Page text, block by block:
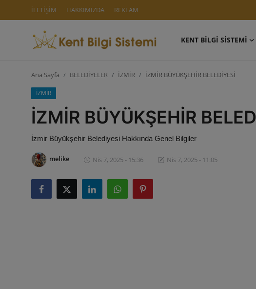
İLETİŞİM HAKKIMIZDA REKLAM
KENT BİLGİ SİSTEMİ
İLETİŞİM
REKLAM
AKILLI ŞEHİRLER
Ana Sayfa BELEDİYELER İZMİR İZMİR BÜYÜKŞEHİR BELEDİYESİ
İZMİR
İZMİR BÜYÜKŞEHİR
İzmir Büyükşehir Belediyesi Hakkında Genel Bilgiler
melike Nis 7, 2025 - 15:36 Nis 7, 2025 - 11:05